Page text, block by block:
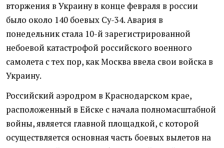
вторжения в Украину в конце февраля в россии
было около 140 боевых Су-34. Авария в
понедельник стала 10-й зарегистрированной
небоевой катастрофой российского военного
самолета с тех пор, как Москва ввела свои войска в
Украину.
Российский аэродром в Краснодарском крае,
расположенный в Ейске с начала полномасштабной
войны, является главной площадкой, с которой
осуществляется основная часть боевых вылетов на